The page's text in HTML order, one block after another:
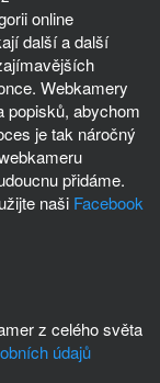
online
další a další
Webkamery
popisků, abychom
je tak náročný
přidáme.
naši Facebook
z celého světa
údajů